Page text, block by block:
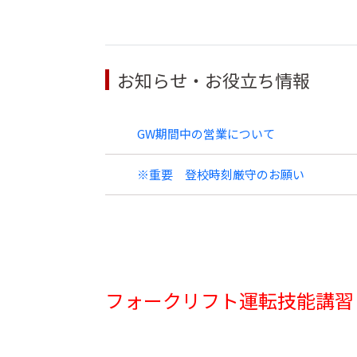
お知らせ・お役立ち情報
GW期間中の営業について
※重要 登校時刻厳守のお願い
フォークリフト運転技能講習